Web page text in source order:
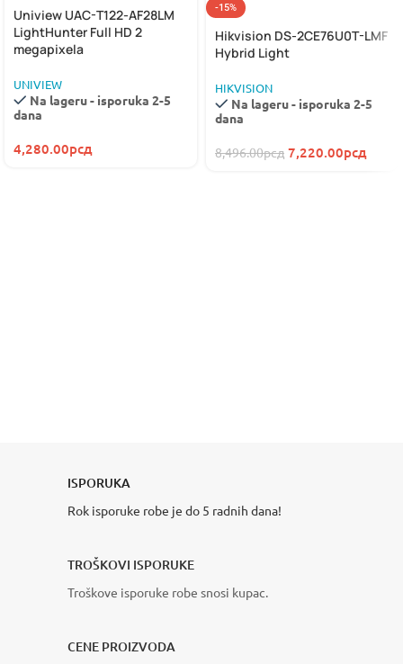
Uniview UAC-T122-AF28LM
LightHunter Full HD 2
megapixela
UNIVIEW
Na lageru - isporuka 2-5
dana
4,280.00рсд
-15%
Hikvision DS-2CE76U0T-LMF
Hybrid Light
HIKVISION
Na lageru - isporuka 2-5
dana
8,496.00рсд 7,220.00рсд
KAPIJEISPORUKA
Rok isporuke robe je do 5 radnih dana!
TROŠKOVI ISPORUKE
Troškove isporuke robe snosi kupac.
CENE PROIZVODA